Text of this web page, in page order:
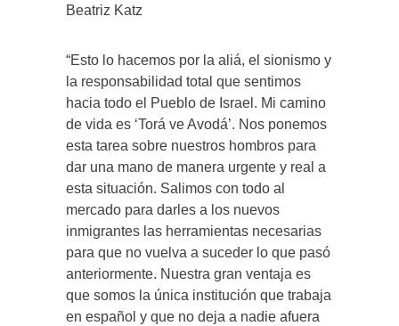
Beatriz Katz
“Esto lo hacemos por la aliá, el sionismo y
la responsabilidad total que sentimos
hacia todo el Pueblo de Israel. Mi camino
de vida es ‘Torá ve Avodá’. Nos ponemos
esta tarea sobre nuestros hombros para
dar una mano de manera urgente y real a
esta situación. Salimos con todo al
mercado para darles a los nuevos
inmigrantes las herramientas necesarias
para que no vuelva a suceder lo que pasó
anteriormente. Nuestra gran ventaja es
que somos la única institución que trabaja
en español y que no deja a nadie afuera